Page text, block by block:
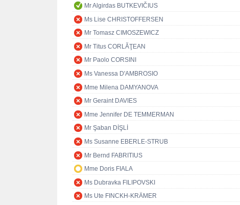
Mr Algirdas BUTKEVIČIUS
Ms Lise CHRISTOFFERSEN
Mr Tomasz CIMOSZEWICZ
Mr Titus CORLĂŢEAN
Mr Paolo CORSINI
Ms Vanessa D'AMBROSIO
Mme Milena DAMYANOVA
Mr Geraint DAVIES
Mme Jennifer DE TEMMERMAN
Mr Şaban DİŞLİ
Ms Susanne EBERLE-STRUB
Mr Bernd FABRITIUS
Mme Doris FIALA
Ms Dubravka FILIPOVSKI
Ms Ute FINCKH-KRÄMER